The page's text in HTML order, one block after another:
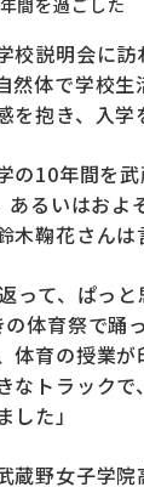
間を過ごした
校説明会に
然体で学校生
を抱き、入学
の10年間を
あるいはおよ
木鞠花さんは
って、ぱっ
体育祭で踊
体育の授業
なトラック
した」
蔵野女子学